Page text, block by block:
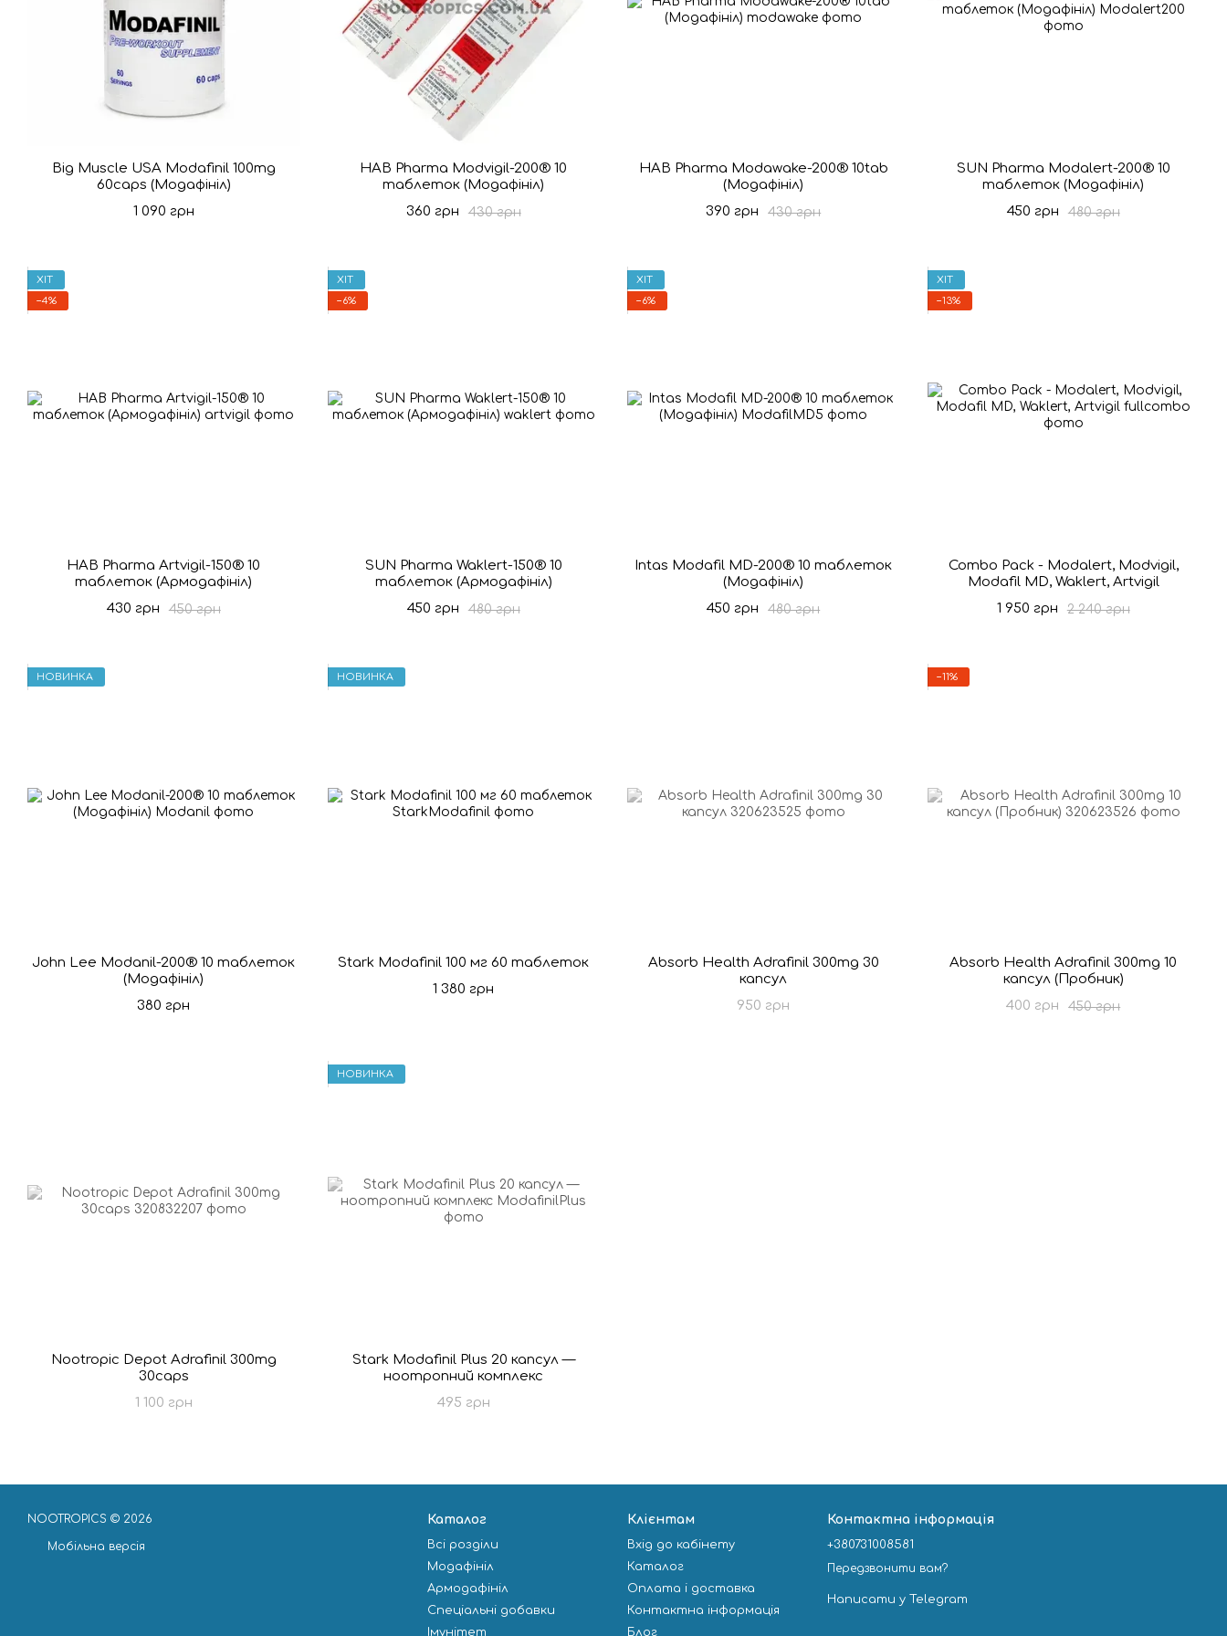
Big Muscle USA Modafinil 100mg
60caps (Модафініл)
1 090 грн
HAB Pharma Modvigil-200® 10
таблеток (Модафініл)
430 грн
360 грн
HAB Pharma Modawake-200® 10tab
(Модафініл)
430 грн
390 грн
SUN Pharma Modalert-200® 10
таблеток (Модафініл)
480 грн
450 грн
ХІТ
−4%
HAB Pharma Artvigil-150® 10
таблеток (Армодафініл)
450 грн
430 грн
ХІТ
−6%
SUN Pharma Waklert-150® 10
таблеток (Армодафініл)
480 грн
450 грн
ХІТ
−6%
Intas Modafil MD-200® 10 таблеток
(Модафініл)
480 грн
450 грн
ХІТ
−13%
Combo Pack - Modalert, Modvigil,
Modafil MD, Waklert, Artvigil
2 240 грн
1 950 грн
НОВИНКА
John Lee Modanil-200® 10 таблеток
(Модафініл)
380 грн
НОВИНКА
Stark Modafinil 100 мг 60 таблеток
1 380 грн
Absorb Health Adrafinil 300mg 30
капсул
950 грн
−11%
Absorb Health Adrafinil 300mg 10
капсул (Пробник)
450 грн
400 грн
Nootropic Depot Adrafinil 300mg
30caps
1 100 грн
НОВИНКА
Stark Modafinil Plus 20 капсул —
ноотропний комплекс
495 грн
NOOTROPICS © 2026
Мобільна версія
Каталог
Всі розділи
Модафініл
Армодафініл
Спеціальні добавки
Імунітет
Клієнтам
Вхід до кабінету
Каталог
Оплата і доставка
Контактна інформація
Блог
Контактна інформація
+380731008581
Передзвонити вам?
Написати у Telegram